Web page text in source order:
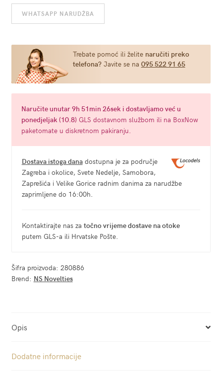
Ball
Gag
količina
WHATSAPP NARUDŽBA
Trebate pomoć ili želite naručiti preko
telefona?Javite se na 095 522 91 65
Naručiteunutar 9h 51min 25seki dostavljamo već u
ponedjeljak (10.8) GLS dostavnom službom ili na BoxNow
paketomate u diskretnom pakiranju.
Dostava istoga danadostupna je za područje
Zagreba i okolice, Svete Nedelje, Samobora,
Zaprešića i Velike Gorice radnim danima za narudžbe
zaprimljene do 16:00h.
Kontaktirajte nas za točno vrijeme dostave na otoke
putem GLS-a ili Hrvatske Pošte.
Šifra proizvoda: 280886
Brend: NS Novelties
Opis
Dodatne informacije